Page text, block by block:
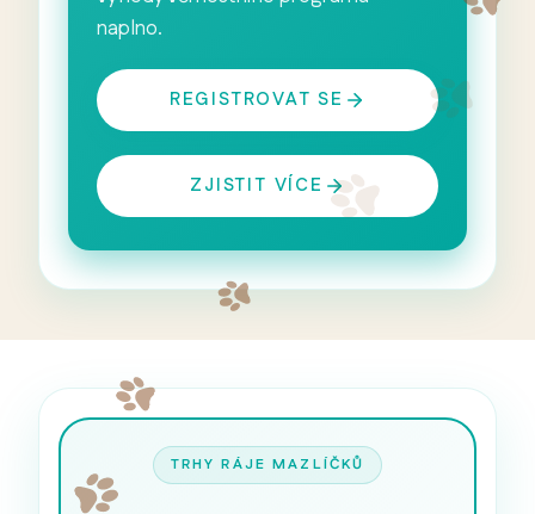
naplno.
REGISTROVAT SE
ZJISTIT VÍCE
TRHY RÁJE MAZLÍČKŮ